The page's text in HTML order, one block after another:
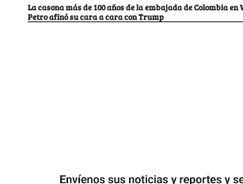
La casona más de 100 años de la embajada de Colombia en
Petro afinó su cara a cara con Trump